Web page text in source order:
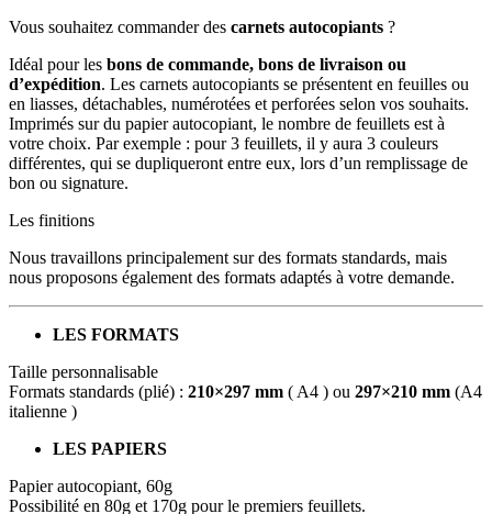
Vous souhaitez commander des carnets autocopiants ?
Idéal pour les bons de commande, bons de livraison ou
d’expédition. Les carnets autocopiants se présentent en feuilles ou
en liasses, détachables, numérotées et perforées selon vos souhaits.
Imprimés sur du papier autocopiant, le nombre de feuillets est à
votre choix. Par exemple : pour 3 feuillets, il y aura 3 couleurs
différentes, qui se dupliqueront entre eux, lors d’un remplissage de
bon ou signature.
Les finitions
Nous travaillons principalement sur des formats standards, mais
nous proposons également des formats adaptés à votre demande.
LES FORMATS
Taille personnalisable
Formats standards (plié) : 210×297 mm ( A4 ) ou 297×210 mm (A4
italienne )
LES PAPIERS
Papier autocopiant, 60g
Possibilité en 80g et 170g pour le premiers feuillets.